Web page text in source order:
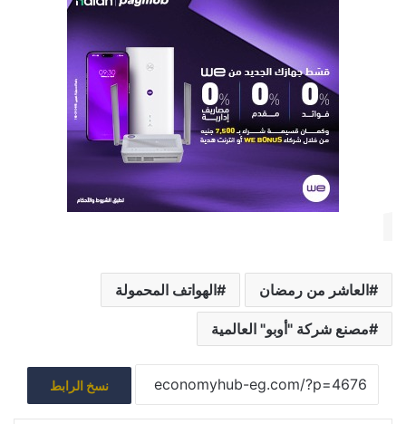
العاشر من رمضان الهواتف المحمولة
مصنع شركة "أوبو" العالمية
نسخ الرابط